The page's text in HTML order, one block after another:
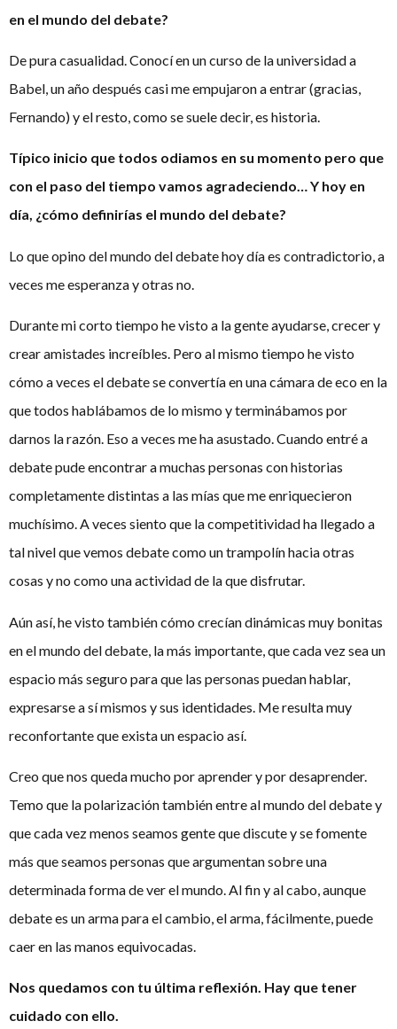
en el mundo del debate?
De pura casualidad. Conocí en un curso de la universidad a
Babel, un año después casi me empujaron a entrar (gracias,
Fernando) y el resto, como se suele decir, es historia.
Típico inicio que todos odiamos en su momento pero que
con el paso del tiempo vamos agradeciendo… Y hoy en
día, ¿cómo definirías el mundo del debate?
Lo que opino del mundo del debate hoy día es contradictorio, a
veces me esperanza y otras no.
Durante mi corto tiempo he visto a la gente ayudarse, crecer y
crear amistades increíbles. Pero al mismo tiempo he visto
cómo a veces el debate se convertía en una cámara de eco en la
que todos hablábamos de lo mismo y terminábamos por
darnos la razón. Eso a veces me ha asustado. Cuando entré a
debate pude encontrar a muchas personas con historias
completamente distintas a las mías que me enriquecieron
muchísimo. A veces siento que la competitividad ha llegado a
tal nivel que vemos debate como un trampolín hacia otras
cosas y no como una actividad de la que disfrutar.
Aún así, he visto también cómo crecían dinámicas muy bonitas
en el mundo del debate, la más importante, que cada vez sea un
espacio más seguro para que las personas puedan hablar,
expresarse a sí mismos y sus identidades. Me resulta muy
reconfortante que exista un espacio así.
Creo que nos queda mucho por aprender y por desaprender.
Temo que la polarización también entre al mundo del debate y
que cada vez menos seamos gente que discute y se fomente
más que seamos personas que argumentan sobre una
determinada forma de ver el mundo. Al fin y al cabo, aunque
debate es un arma para el cambio, el arma, fácilmente, puede
caer en las manos equivocadas.
Nos quedamos con tu última reflexión. Hay que tener
cuidado con ello.